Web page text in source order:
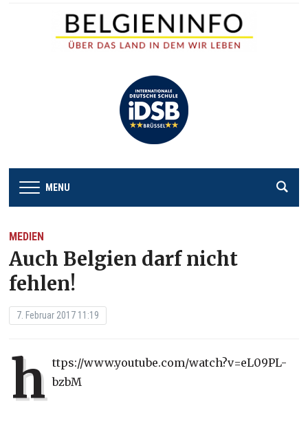
MENU
MEDIEN
Auch Belgien darf nicht
fehlen!
7. Februar 2017 11:19
h ttps://www.youtube.com/watch?v=eL09PL-
bzbM